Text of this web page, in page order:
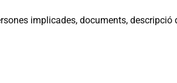
implicades, documents, descripció